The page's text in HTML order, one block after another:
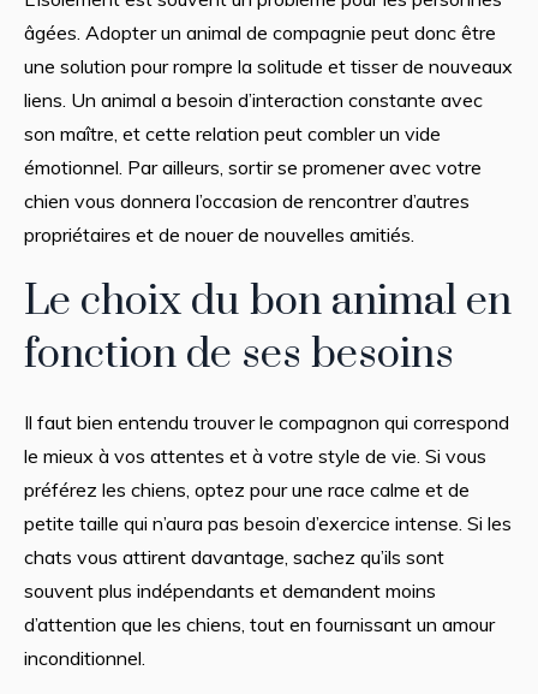
âgées. Adopter un animal de compagnie peut donc être
une solution pour rompre la solitude et tisser de nouveaux
liens. Un animal a besoin d’interaction constante avec
son maître, et cette relation peut combler un vide
émotionnel. Par ailleurs, sortir se promener avec votre
chien vous donnera l’occasion de rencontrer d’autres
propriétaires et de nouer de nouvelles amitiés.
Le choix du bon animal en
fonction de ses besoins
Il faut bien entendu trouver le compagnon qui correspond
le mieux à vos attentes et à votre style de vie. Si vous
préférez les chiens, optez pour une race calme et de
petite taille qui n’aura pas besoin d’exercice intense. Si les
chats vous attirent davantage, sachez qu’ils sont
souvent plus indépendants et demandent moins
d’attention que les chiens, tout en fournissant un amour
inconditionnel.